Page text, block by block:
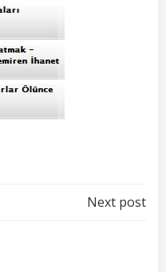
Next post